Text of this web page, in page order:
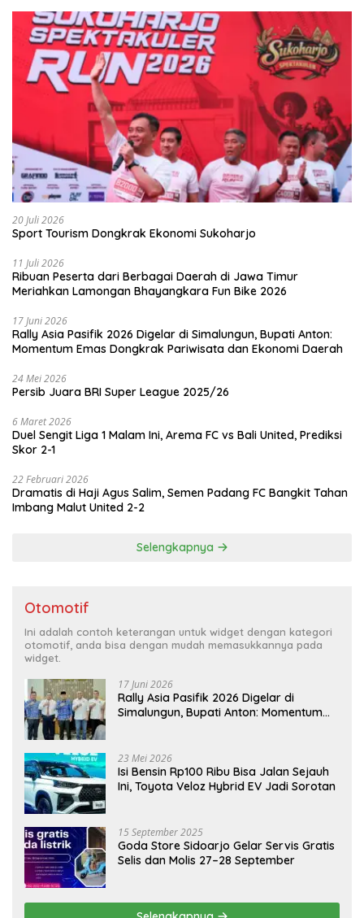
20 Juli 2026
Sport Tourism Dongkrak Ekonomi Sukoharjo
11 Juli 2026
Ribuan Peserta dari Berbagai Daerah di Jawa Timur
Meriahkan Lamongan Bhayangkara Fun Bike 2026
17 Juni 2026
Rally Asia Pasifik 2026 Digelar di Simalungun, Bupati Anton:
Momentum Emas Dongkrak Pariwisata dan Ekonomi Daerah
24 Mei 2026
Persib Juara BRI Super League 2025/26
6 Maret 2026
Duel Sengit Liga 1 Malam Ini, Arema FC vs Bali United, Prediksi
Skor 2-1
22 Februari 2026
Dramatis di Haji Agus Salim, Semen Padang FC Bangkit Tahan
Imbang Malut United 2-2
Selengkapnya
Otomotif
Ini adalah contoh keterangan untuk widget dengan kategori
otomotif, anda bisa dengan mudah memasukkannya pada
widget.
17 Juni 2026
Rally Asia Pasifik 2026 Digelar di
Simalungun, Bupati Anton: Momentum
23 Mei 2026
Isi Bensin Rp100 Ribu Bisa Jalan Sejauh
Ini, Toyota Veloz Hybrid EV Jadi Sorotan
15 September 2025
Goda Store Sidoarjo Gelar Servis Gratis
Selis dan Molis 27–28 September